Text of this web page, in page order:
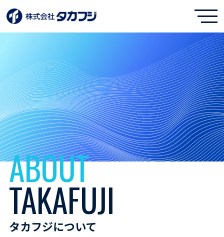
ABOUT
TAKAFUJI
タカフジについて